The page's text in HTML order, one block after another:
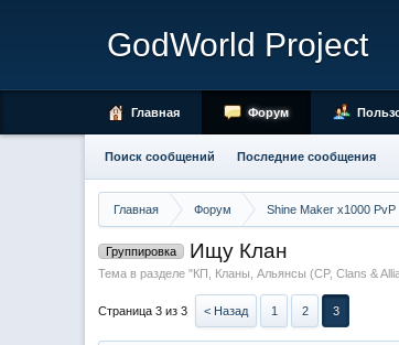
Главная Форум Shine Maker x1000 PvP
Группировка Ищу Клан
Тема в разделе "КП, Кланы, Альянсы (CP, Clans &
Страница 3 из 3 < Назад 1 2 3
GodWorld Project
Главная Форум
Поиск сообщений Последние сообщения